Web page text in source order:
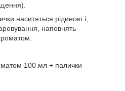
наситяться рідиною і,
наповнять
100 мл + палички